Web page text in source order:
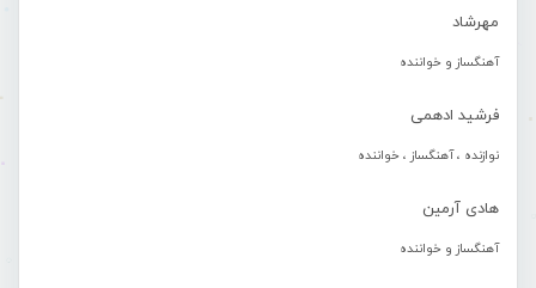
مهرشاد
آهنگساز و خواننده
فرشید ادهمی
نوازنده ، آهنگساز ، خواننده
هادی آرمین
آهنگساز و خواننده